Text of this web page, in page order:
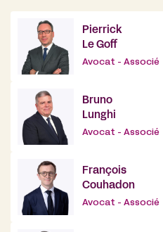
Pierrick
Le Goff
Avocat - Associé
Bruno
Lunghi
Avocat - Associé
François
Couhadon
Avocat - Associé